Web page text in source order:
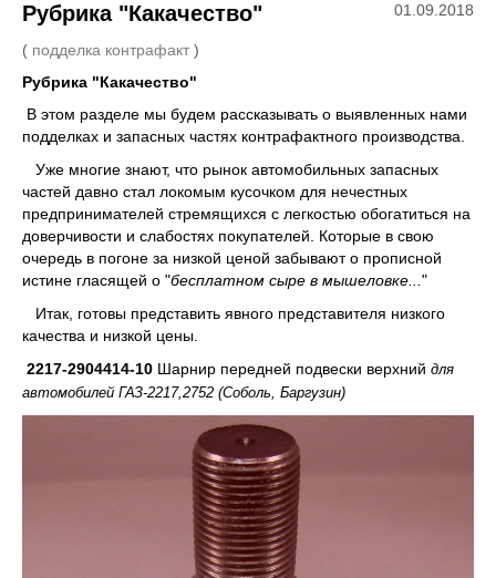
Покупка и оплата
01.09.2018
Рубрика "Какачество"
( подделка контрафакт )
Рубрика "Какачество"
В этом разделе мы будем рассказывать о выявленных нами
подделках и запасных частях контрафактного производства.
Уже многие знают, что рынок автомобильных запасных
частей давно стал локомым кусочком для нечестных
предпринимателей стремящихся с легкостью обогатиться на
доверчивости и слабостях покупателей. Которые в свою
очередь в погоне за низкой ценой забывают о прописной
истине гласящей о "бесплатном сыре в мышеловке... "
Итак, готовы представить явного представителя низкого
качества и низкой цены.
2217-2904414-10 Шарнир передней подвески верхний для
автомобилей ГАЗ-2217,2752 (Соболь, Баргузин)